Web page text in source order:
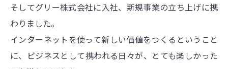
そしてグリー株式会社に入社、新規事業の立ち上げに携
わりました。
インターネットを使って新しい価値をつくるということ
に、ビジネスとして携われる日々が、とても楽しかった